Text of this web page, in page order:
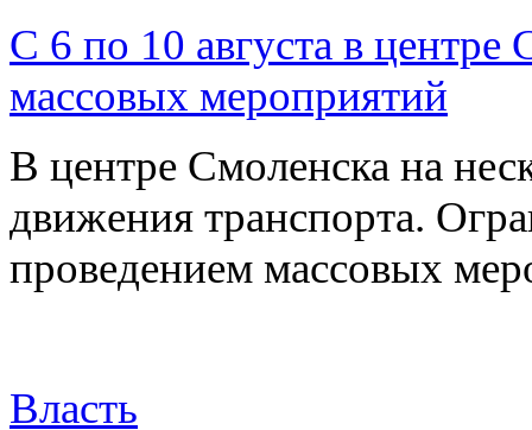
С 6 по 10 августа в центре
массовых мероприятий
В центре Смоленска на
движения транспорта.
проведением массовых
Власть